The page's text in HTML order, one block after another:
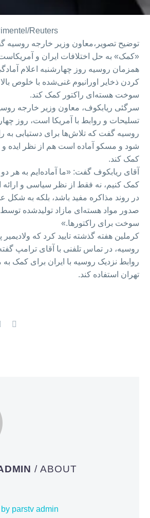
Reuters
توضیح تصویر،معاون وزیر خارجه روسیه
«کمک» به حل اختلافات ایران و
همزمان روسیه روز چهارشنبه اعلام
کردن ذخایر اورانیوم غنی‌شده با خلوص
سوخت هسته‌ای راکتور کمک کند.
سرگئی ریابکوف، معاون وزیر خارجه
تسلیحات و روابط با آمریکا است، روز
روسیه گفت که تلاش‌ها برای دستیابی به
شود و مسکو آماده است هم از نظر ایده
کمک کند.
آقای ریابکوف گفت: «ما آماده‌ایم به هر
کمک کنیم، نه فقط از نظر سیاسی و ارائه
در روند مذاکره مفید باشد، بلکه به شکل
صدور مواد هسته‌ای مازاد تولیدشده توسط
سوخت برای راکتورها.»
کرملین هفته گذشته تایید کرد که ولادیمیر
روسیه، در تماس تلفنی با آقای ترامپ
روابط نزدیک روسیه با ایران برای کمک
تهران استفاده کند.
/ ABOUT
parstv admin